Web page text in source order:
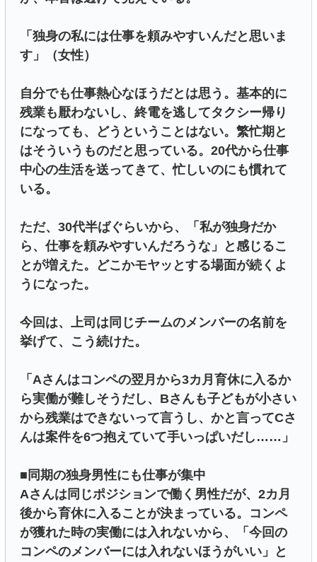
「独身の私には仕事を頼みやすいんだと思いま
す」（女性）
自分でも仕事熱心なほうだとは思う。基本的に
残業も厭わないし、終電を逃してタクシー帰り
になっても、どうということはない。繁忙期と
はそういうものだと思っている。20代から仕事
中心の生活を送ってきて、忙しいのにも慣れて
いる。
ただ、30代半ばぐらいから、「私が独身だか
ら、仕事を頼みやすいんだろうな」と感じるこ
とが増えた。どこかモヤッとする場面が続くよ
うになった。
今回は、上司は同じチームのメンバーの名前を
挙げて、こう続けた。
「Aさんはコンペの翌月から3カ月育休に入るか
ら実働が難しそうだし、Bさんも子どもが小さい
から残業はできないって言うし、かと言ってCさ
んは案件を6つ抱えていて手いっぱいだし……」
■同期の独身男性にも仕事が集中
Aさんは同じポジションで働く男性だが、2カ月
後から育休に入ることが決まっている。コンペ
が獲れた時の実働には入れないから、「今回の
コンペのメンバーには入れないほうがいい」と